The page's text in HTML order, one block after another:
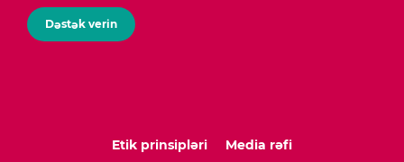
Dəstək verin
Etik prinsipləri
Media rəfi